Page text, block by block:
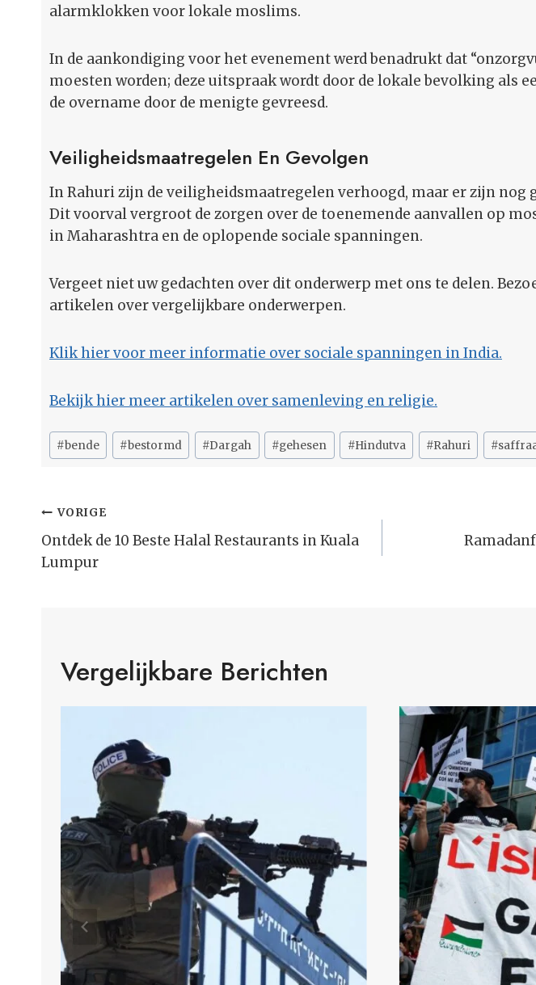
alarmklokken voor lokale moslims.
In de aankondiging voor het evenement werd benadrukt dat
moesten worden; deze uitspraak wordt door de lokale bevolking als
de overname door de menigte gevreesd.
Veiligheidsmaatregelen En Gevolgen
In Rahuri zijn de veiligheidsmaatregelen verhoogd, maar er zijn nog
Dit voorval vergroot de zorgen over de toenemende aanvallen op
in Maharashtra en de oplopende sociale spanningen.
Vergeet niet uw gedachten over dit onderwerp met ons te delen.
artikelen over vergelijkbare onderwerpen.
Klik hier voor meer informatie over sociale spanningen in India.
Bekijk hier meer artikelen over samenleving en religie.
Bericht
tags:
#bende #bestormd #Dargah #gehesen #Hindutva #Rahuri #
Bericht
Navigatie
VORIGE
Ontdek de 10 Beste Halal Restaurants in Kuala
Lumpur
Vergelijkbare Berichten